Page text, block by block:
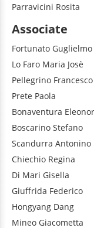
Parravicini Rosita
Associate
Fortunato Guglielmo
Lo Faro Maria Josè
Pellegrino Francesco
Prete Paola
Bonaventura
Boscarino Stefano
Scandurra Antonino
Chiechio Regina
Di Mari Gisella
Giuffrida Federico
Hongyang Dang
Mineo Giacometta